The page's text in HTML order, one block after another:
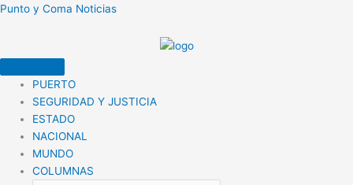
Ir
Punto y Coma Noticias
PUERTO
SEGURIDAD Y JUSTICIA
ESTADO
NACIONAL
MUNDO
COLUMNAS